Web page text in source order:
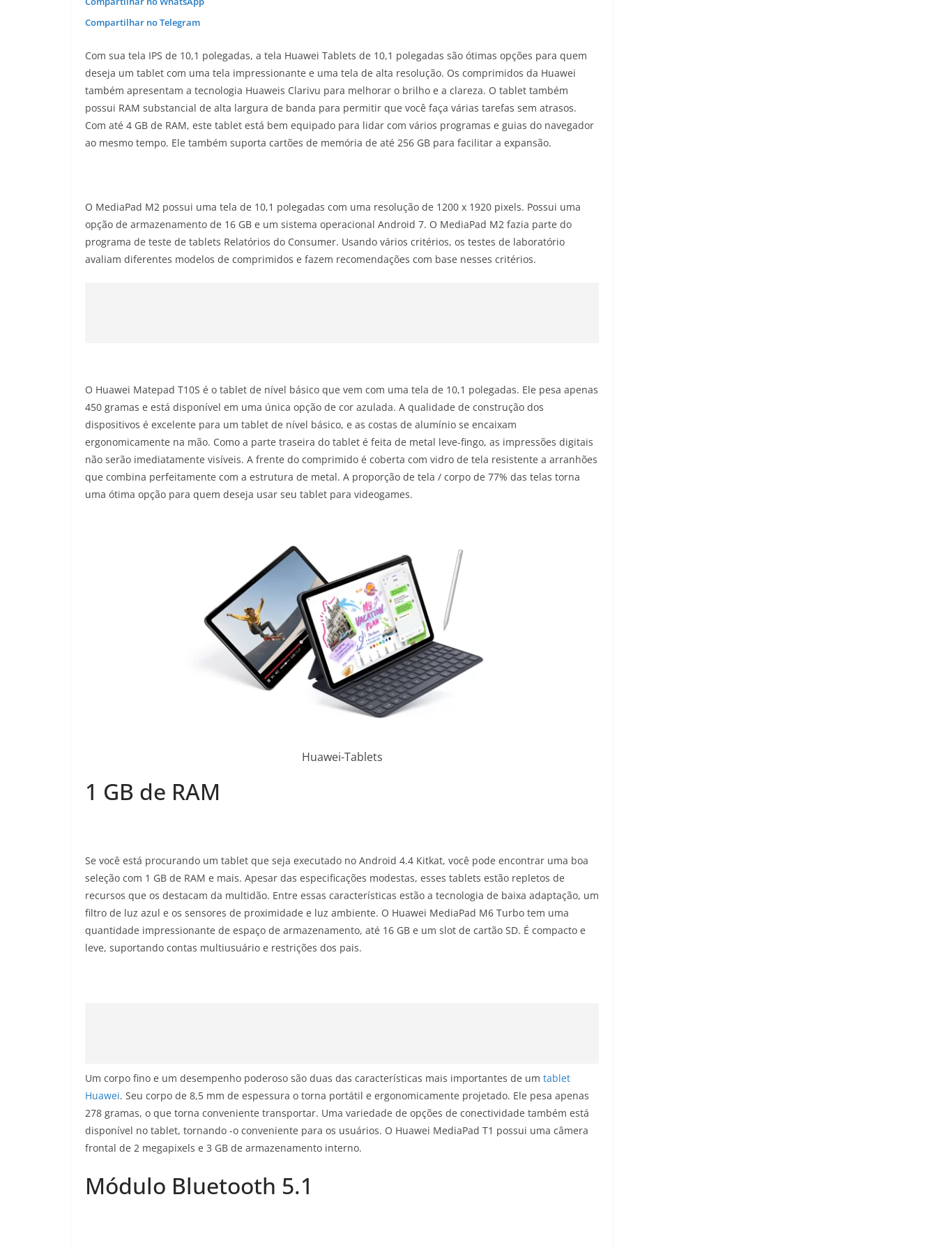
Compartilhar no Telegram
Com sua tela IPS de 10,1 polegadas, a tela Huawei Tablets de 10,1 polegadas são ótimas opções para quem
deseja um tablet com uma tela impressionante e uma tela de alta resolução. Os comprimidos da Huawei
também apresentam a tecnologia Huaweis Clarivu para melhorar o brilho e a clareza. O tablet também
possui RAM substancial de alta largura de banda para permitir que você faça várias tarefas sem atrasos.
Com até 4 GB de RAM, este tablet está bem equipado para lidar com vários programas e guias do navegador
ao mesmo tempo. Ele também suporta cartões de memória de até 256 GB para facilitar a expansão.
O MediaPad M2 possui uma tela de 10,1 polegadas com uma resolução de 1200 x 1920 pixels. Possui uma
opção de armazenamento de 16 GB e um sistema operacional Android 7. O MediaPad M2 fazia parte do
programa de teste de tablets Relatórios do Consumer. Usando vários critérios, os testes de laboratório
avaliam diferentes modelos de comprimidos e fazem recomendações com base nesses critérios.
O Huawei Matepad T10S é o tablet de nível básico que vem com uma tela de 10,1 polegadas. Ele pesa apenas
450 gramas e está disponível em uma única opção de cor azulada. A qualidade de construção dos
dispositivos é excelente para um tablet de nível básico, e as costas de alumínio se encaixam
ergonomicamente na mão. Como a parte traseira do tablet é feita de metal leve-fingo, as impressões digitais
não serão imediatamente visíveis. A frente do comprimido é coberta com vidro de tela resistente a arranhões
que combina perfeitamente com a estrutura de metal. A proporção de tela / corpo de 77% das telas torna
uma ótima opção para quem deseja usar seu tablet para videogames.
Huawei-Tablets
1 GB de RAM
Se você está procurando um tablet que seja executado no Android 4.4 Kitkat, você pode encontrar uma boa
seleção com 1 GB de RAM e mais. Apesar das especificações modestas, esses tablets estão repletos de
recursos que os destacam da multidão. Entre essas características estão a tecnologia de baixa adaptação, um
filtro de luz azul e os sensores de proximidade e luz ambiente. O Huawei MediaPad M6 Turbo tem uma
quantidade impressionante de espaço de armazenamento, até 16 GB e um slot de cartão SD. É compacto e
leve, suportando contas multiusuário e restrições dos pais.
Um corpo fino e um desempenho poderoso são duas das características mais importantes de um tablet
Huawei. Seu corpo de 8,5 mm de espessura o torna portátil e ergonomicamente projetado. Ele pesa apenas
278 gramas, o que torna conveniente transportar. Uma variedade de opções de conectividade também está
disponível no tablet, tornando -o conveniente para os usuários. O Huawei MediaPad T1 possui uma câmera
frontal de 2 megapixels e 3 GB de armazenamento interno.
Módulo Bluetooth 5.1